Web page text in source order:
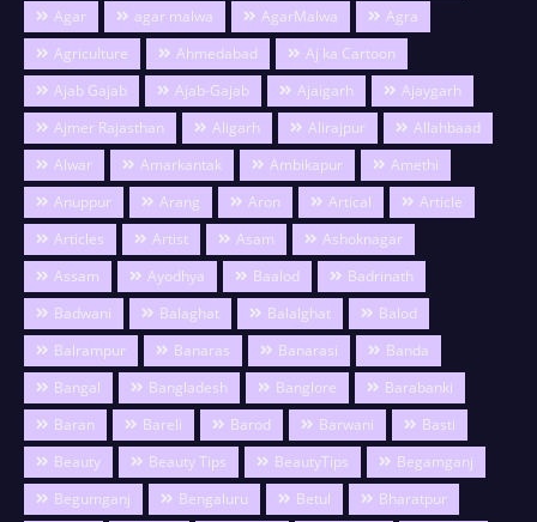
Agar
agar malwa AgarMalwa
Agra
Agriculture
Ahmedabad
Aj ka Cartoon
Ajab Gajab
Ajab-Gajab Ajaigarh
Ajaygarh
Ajmer Rajasthan
Aligarh Alirajpur
Allahbaad
Alwar
Amarkantak Ambikapur
Amethi
Anuppur
Arang Aron Artical
Article
Articles
Artist Asam
Ashoknagar
Assam
Ayodhya Baalod
Badrinath
Badwani
Balaghat Balalghat
Balod
Balrampur
Banaras Banarasi
Banda
Bangal
Bangladesh Banglore
Barabanki
Baran
Bareli Barod Barwani
Basti
Beauty
Beauty Tips BeautyTips
Begamganj
Begumganj
Bengaluru Betul
Bharatpur